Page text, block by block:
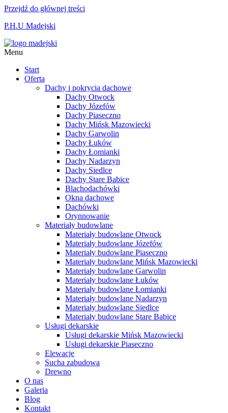
Przejdź do głównej treści
P.H.U Madejski
Menu
Start
Oferta
Dachy i pokrycia dachowe
Dachy Otwock
Dachy Józefów
Dachy Piaseczno
Dachy Mińsk Mazowiecki
Dachy Garwolin
Dachy Łuków
Dachy Łomianki
Dachy Nadarzyn
Dachy Siedlce
Dachy Stare Babice
Blachodachówki
Okna dachowe
Dachówki
Orynnowanie
Materiały budowlane
Materiały budowlane Otwock
Materiały budowlane Józefów
Materiały budowlane Piaseczno
Materiały budowlane Mińsk Mazowiecki
Materiały budowlane Garwolin
Materiały budowlane Łuków
Materiały budowlane Łomianki
Materiały budowlane Nadarzyn
Materiały budowlane Siedlce
Materiały budowlane Stare Babice
Usługi dekarskie
Usługi dekarskie Mińsk Mazowiecki
Usługi dekarskie Piaseczno
Elewacje
Sucha zabudowa
Drewno
O nas
Galeria
Blog
Kontakt